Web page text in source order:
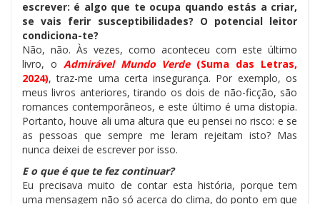
escrever: é algo que te ocupa quando estás a criar,
se vais ferir susceptibilidades? O potencial leitor
condiciona-te?
Não, não. Às vezes, como aconteceu com este último
livro, o Admirável Mundo Verde(Suma das Letras,
2024), traz-me uma certa insegurança. Por exemplo, os
meus livros anteriores, tirando os dois de não-ficção, são
romances contemporâneos, e este último é uma distopia.
Portanto, houve ali uma altura que eu pensei no risco: e se
as pessoas que sempre me leram rejeitam isto? Mas
nunca deixei de escrever por isso.
E o que é que te fez continuar?
Eu precisava muito de contar esta história, porque tem
uma mensagem não só acerca do clima, do ponto em que